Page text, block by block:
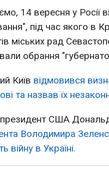
14 вересня у Росії
під час якого в
міських рад
обрання
Київ відмовився
та назвав їх
президент США
Володимира
війну в Україні.